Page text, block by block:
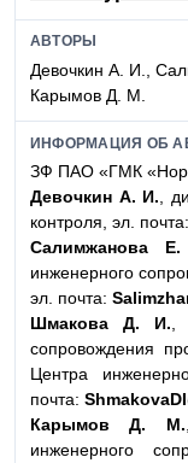
АВТОРЫ
Девочкин А. И.,
Карымов Д. М.
ИНФОРМАЦИЯ ОБ
ЗФ ПАО «ГМК
Девочкин А. И. ,
контроля, эл. почта:
Салимжанова
инженерного
эл. почта:
Шмакова Д. И.
сопровождения
Центра
почта:
Карымов Д. М.
инженерного